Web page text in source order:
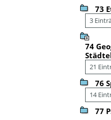
73
3
74
21
76
14
77